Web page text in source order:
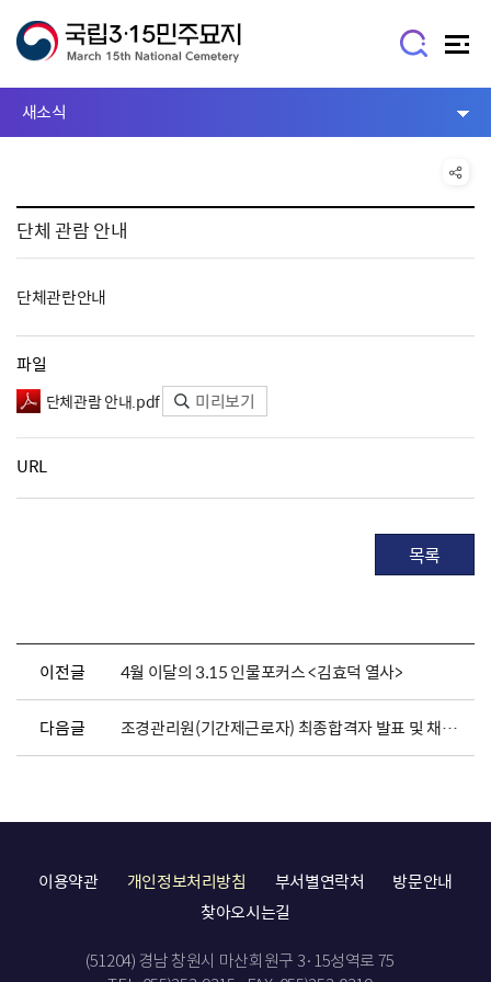
새소식
단체 관람 안내
단체관란안내
파일
단체관람 안내.pdf 미리보기
URL
목록
이전글 4월 이달의 3.15 인물포커스 <김효덕 열사>
다음글 조경관리원(기간제근로자) 최종합격자 발표 및 채용서류 제출 안내
이용약관 개인정보처리방침 부서별연락처
방문안내
찾아오시는길
(51204) 경남 창원시 마산회원구 3·15성역로 75